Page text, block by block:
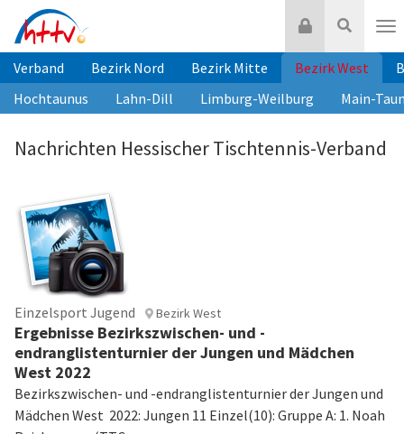
Inhalt
springen
Suche
Login
Verband Bezirk Nord Bezirk Mitte Bezirk West
Hochtaunus
Lahn-Dill Limburg-Weilburg Main-
Nachrichten Hessischer Tischtennis-Verband
Einzelsport Jugend Bezirk West
Ergebnisse Bezirkszwischen- und -
endranglistenturnier der Jungen und Mädchen
West 2022
Bezirkszwischen- und -endranglistenturnier der Jungen und
Mädchen West 2022: Jungen 11 Einzel(10): Gruppe A: 1. Noah